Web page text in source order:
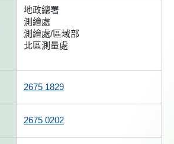
地政總署
測繪處
測繪處/區域部
北區測量處
2675 1829
2675 0202